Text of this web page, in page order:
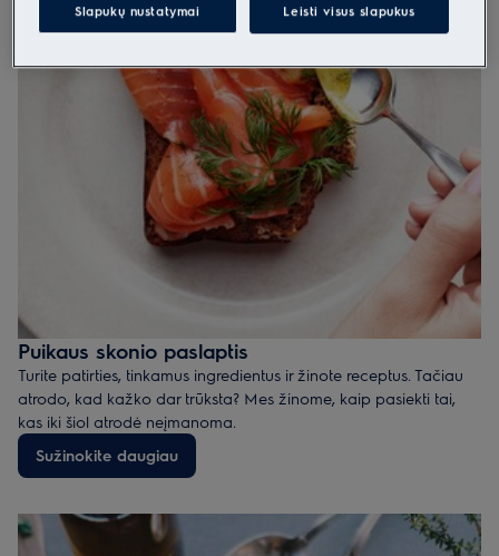
Puikaus skonio paslaptis
Turite patirties, tinkamus ingredientus ir žinote receptus. Tačiau
atrodo, kad kažko dar trūksta? Mes žinome, kaip pasiekti tai,
kas iki šiol atrodė neįmanoma.
Sužinokite daugiau
Slapukų nustatymai Leisti visus slapukus